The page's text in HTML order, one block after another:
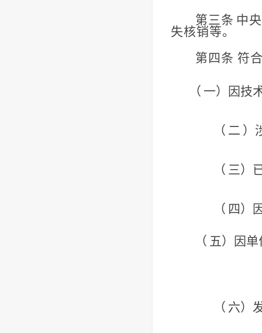
第三条 中
失核销等。
第四条 符
（ 一）因技
（ 二 ）
（ 三）
（ 四）
（ 五）因
（ 六）